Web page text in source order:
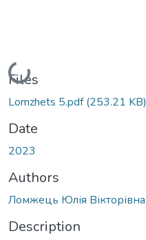
Loading...
Files
Lomzhets 5.pdf(253.21 KB)
Date
2023
Authors
Ломжець Юлія Вікторівна
Description